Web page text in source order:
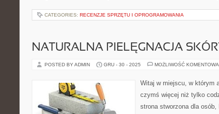
CATEGORIES: RECENZJE SPRZĘTU I OPROGRAMOWANIA
NATURALNA PIELĘGNACJA
POSTED BY ADMIN GRU - 30 - 2025 MOŻLIWOŚĆ
Witaj w miejscu, w którym
czymś więcej niż tylko
strona stworzona dla